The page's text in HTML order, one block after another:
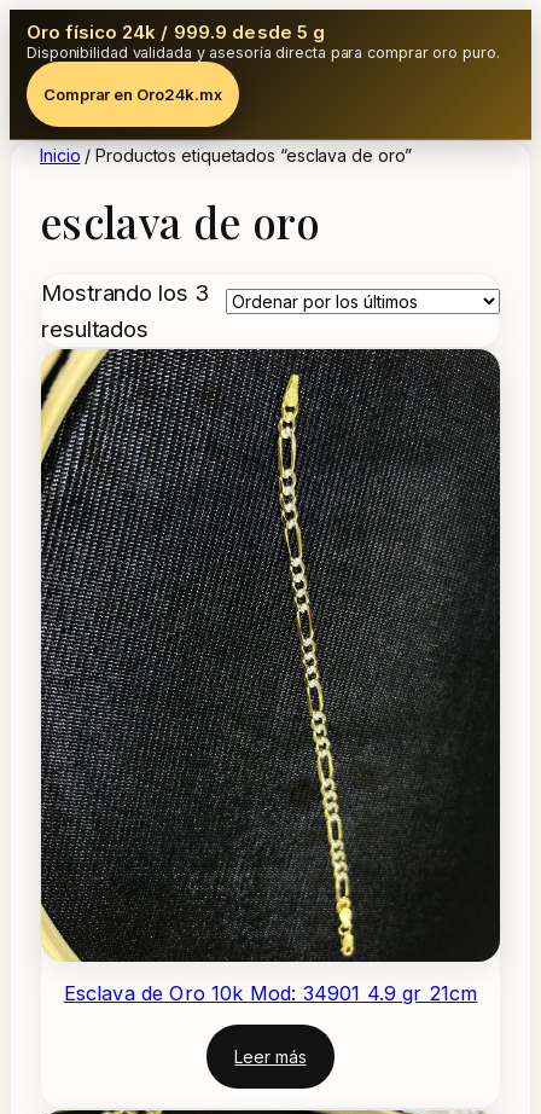
Oro físico 24k / 999.9 desde 5 g
Disponibilidad validada y asesoría directa para comprar oro puro.
Comprar en Oro24k.mx
Inicio / Productos etiquetados “esclava de oro”
esclava de oro
Mostrando los 3
resultados
por
los
últimos
Esclava de Oro 10k Mod: 34901 4.9 gr 21cm
Leer más